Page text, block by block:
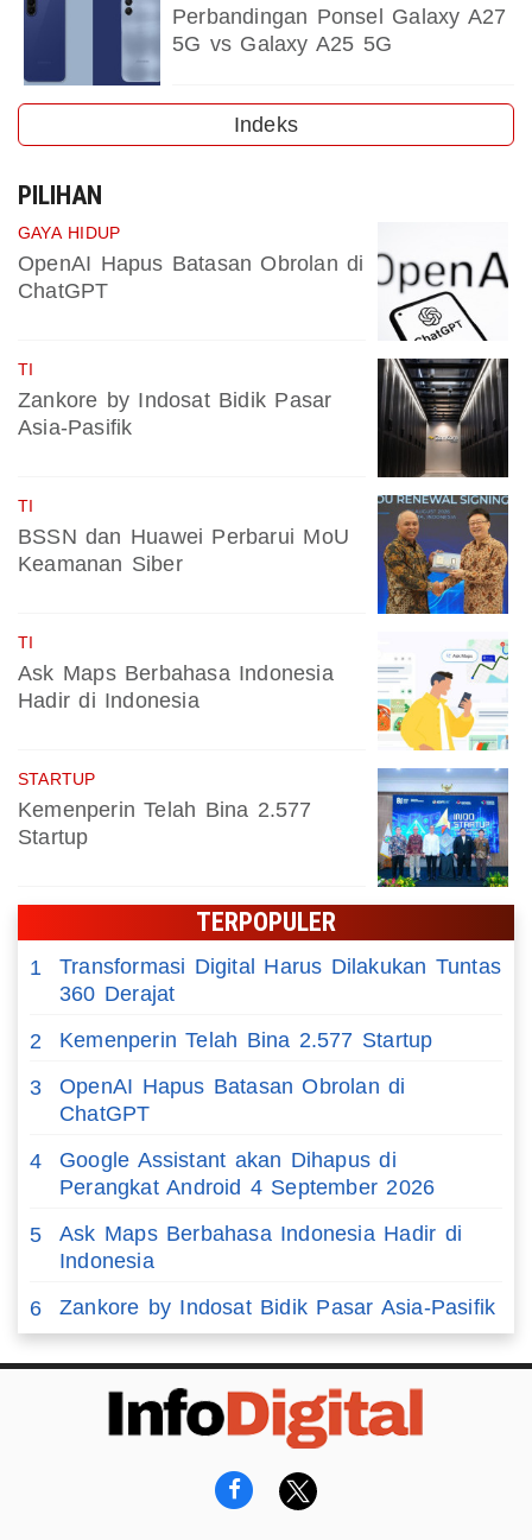
Perbandingan Ponsel Galaxy A27
5G vs Galaxy A25 5G
Indeks
PILIHAN
GAYA HIDUP
OpenAI Hapus Batasan Obrolan di
ChatGPT
TI
Zankore by Indosat Bidik Pasar
Asia-Pasifik
TI
BSSN dan Huawei Perbarui MoU
Keamanan Siber
TI
Ask Maps Berbahasa Indonesia
Hadir di Indonesia
STARTUP
Kemenperin Telah Bina 2.577
Startup
TERPOPULER
1
Transformasi Digital Harus Dilakukan Tuntas
360 Derajat
2
Kemenperin Telah Bina 2.577 Startup
3
OpenAI Hapus Batasan Obrolan di
ChatGPT
4
Google Assistant akan Dihapus di
Perangkat Android 4 September 2026
5
Ask Maps Berbahasa Indonesia Hadir di
Indonesia
6
Zankore by Indosat Bidik Pasar Asia-Pasifik